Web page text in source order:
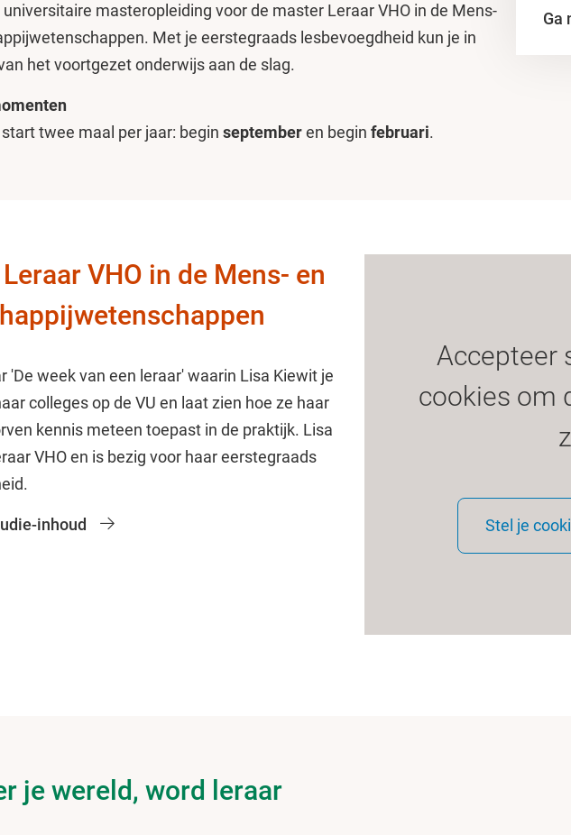
masteropleiding voor de master Leraar VHO in de Mens-
Met je eerstegraads lesbevoegdheid kun je in
het voortgezet onderwijs aan de slag.
twee maal per jaar: begin septemberen begin februari.
Ga
VHO in de Mens- en
'De week van een leraar' waarin Lisa Kiewit je
colleges op de VU en laat zien hoe ze haar
kennis meteen toepast in de praktijk. Lisa
VHO en is bezig voor haar eerstegraads
inhoud
Accepteer
cookies om
Stel je
je wereld, word leraar